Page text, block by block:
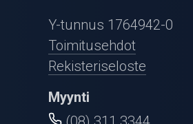
Y-tunnus 1764942-0
Toimitusehdot
Rekisteriseloste
Myynti